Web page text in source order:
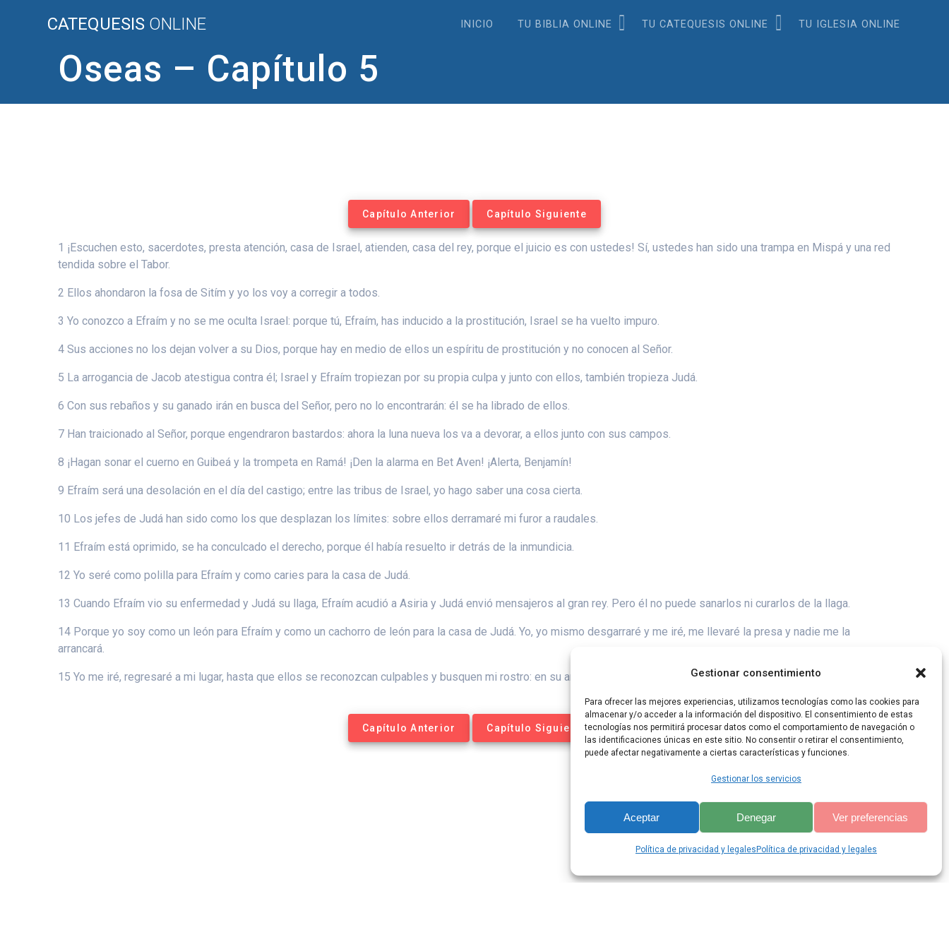
Gestionar consentimiento
Para ofrecer las mejores experiencias, utilizamos tecnologías como las cookies para
almacenar y/o acceder a la información del dispositivo. El consentimiento de estas
tecnologías nos permitirá procesar datos como el comportamiento de navegación o
las identificaciones únicas en este sitio. No consentir o retirar el consentimiento,
puede afectar negativamente a ciertas características y funciones.
Gestionar los servicios
Aceptar Denegar Ver preferencias
Política de privacidad y legales Política de privacidad y legales
CATEQUESIS ONLINE INICIO TU BIBLIA ONLINE TU CATEQUESIS ONLINE TU IGLESIA ONLINE
Oseas – Capítulo 5
Capítulo Anterior Capítulo Siguiente
1 ¡Escuchen esto, sacerdotes, presta atención, casa de Israel, atienden, casa del rey, porque el juicio es con ustedes! Sí, ustedes han sido una trampa en Mispá y una red
tendida sobre el Tabor.
2 Ellos ahondaron la fosa de Sitím y yo los voy a corregir a todos.
3 Yo conozco a Efraím y no se me oculta Israel: porque tú, Efraím, has inducido a la prostitución, Israel se ha vuelto impuro.
4 Sus acciones no los dejan volver a su Dios, porque hay en medio de ellos un espíritu de prostitución y no conocen al Señor.
5 La arrogancia de Jacob atestigua contra él; Israel y Efraím tropiezan por su propia culpa y junto con ellos, también tropieza Judá.
6 Con sus rebaños y su ganado irán en busca del Señor, pero no lo encontrarán: él se ha librado de ellos.
7 Han traicionado al Señor, porque engendraron bastardos: ahora la luna nueva los va a devorar, a ellos junto con sus campos.
8 ¡Hagan sonar el cuerno en Guibeá y la trompeta en Ramá! ¡Den la alarma en Bet Aven! ¡Alerta, Benjamín!
9 Efraím será una desolación en el día del castigo; entre las tribus de Israel, yo hago saber una cosa cierta.
10 Los jefes de Judá han sido como los que desplazan los límites: sobre ellos derramaré mi furor a raudales.
11 Efraím está oprimido, se ha conculcado el derecho, porque él había resuelto ir detrás de la inmundicia.
12 Yo seré como polilla para Efraím y como caries para la casa de Judá.
13 Cuando Efraím vio su enfermedad y Judá su llaga, Efraím acudió a Asiria y Judá envió mensajeros al gran rey. Pero él no puede sanarlos ni curarlos de la llaga.
14 Porque yo soy como un león para Efraím y como un cachorro de león para la casa de Judá. Yo, yo mismo desgarraré y me iré, me llevaré la presa y nadie me la
arrancará.
15 Yo me iré, regresaré a mi lugar, hasta que ellos se reconozcan culpables y busquen mi rostro: en su angustia, me buscarán ardientemente.
Capítulo Anterior Capítulo Siguiente
Materialis Theme